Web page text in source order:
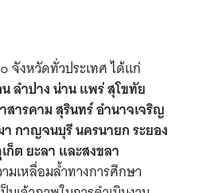
จังหวัดทั่วประเทศ ได้แก่
ลำปาง น่าน แพร่ สุโขทัย
ารคาม สุรินทร์ อำนาจเจริญ
กาญจนบุรี นครนายก ระยอง
ก็ต ยะลา และสงขลา
เหลื่อมล้ำทางการศึกษา